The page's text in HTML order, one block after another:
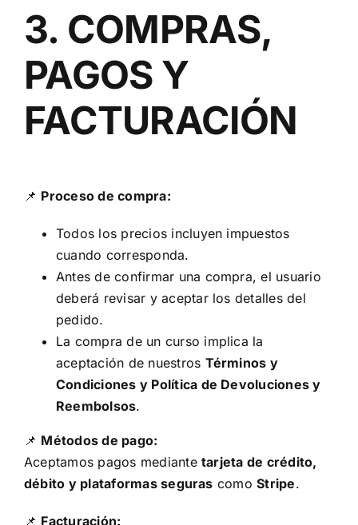
3. COMPRAS,
PAGOS Y
FACTURACIÓN
📌 Proceso de compra:
Todos los precios incluyen impuestos
cuando corresponda.
Antes de confirmar una compra, el usuario
deberá revisar y aceptar los detalles del
pedido.
La compra de un curso implica la
aceptación de nuestros Términos y
Condiciones y Política de Devoluciones y
Reembolsos.
📌 Métodos de pago:
Aceptamos pagos mediante tarjeta de crédito,
débito y plataformas seguras comoStripe.
📌 Facturación: